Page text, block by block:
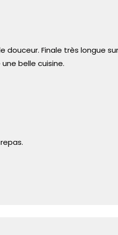
douceur. Finale très longue
belle cuisine.